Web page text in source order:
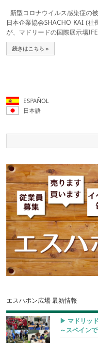
新型コロナウイルス感染症の
日本企業協会SHACHO KAI (社
が、マドリードの国際展示場
続きはこちら »
ESPAÑOL
日本語
エスハポン広場 最新情報
▶︎ マドリッ
～スペイン